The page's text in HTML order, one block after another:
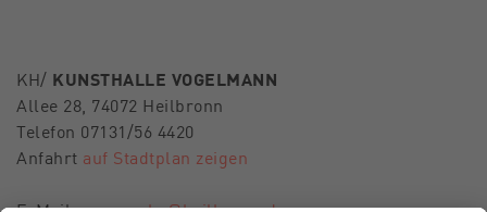
KH/ KUNSTHALLE VOGELMANN
Allee 28, 74072 Heilbronn
Telefon 07131/56 4420
Anfahrt auf Stadtplan zeigen